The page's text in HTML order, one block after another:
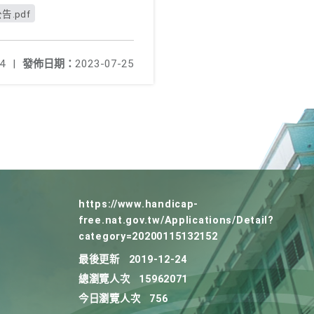
告.pdf
發佈日期： 2023-07-25
|
https://www.handicap-
free.nat.gov.tw/Applications/Detail?
category=20200115132152
最後更新
2019-12-24
總瀏覽人次
15962071
今日瀏覽人次
756